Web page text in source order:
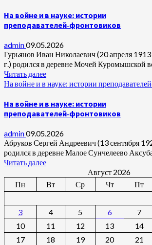
На войне и в науке: истории
преподавателей‑фронтовиков
admin09.05.2026
Гурьянов Иван Николаевич (20 апреля
г.) родился в деревне Мочей Куромышской
Читать далее
На войне и в науке: истории
На войне и в науке: истории
преподавателей‑фронтовиков
admin09.05.2026
Абруков Сергей Андреевич (13 сентября
родился в деревне Малое Сунчелеево
Читать далее
Август 2026
Пн
Вт Ср Чт Пт
3
4 5 6 7
10
11 12 13 14
17
18 19 20 21